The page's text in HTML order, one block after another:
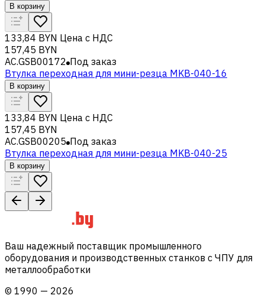
В корзину
133,84 BYN Цена с НДС
157,45 BYN
AC.GSB00172 Под заказ
Втулка переходная для мини-резца MKB-040-16
В корзину
133,84 BYN Цена с НДС
157,45 BYN
AC.GSB00205 Под заказ
Втулка переходная для мини-резца MKB-040-25
В корзину
Ваш надежный поставщик промышленного
оборудования и производственных станков с ЧПУ для
металлообработки
© 1990 — 2026